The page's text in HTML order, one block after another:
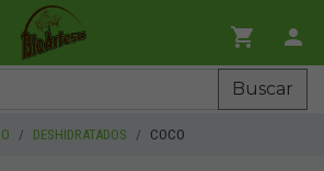
Buscar
DESHIDRATADOS COCO